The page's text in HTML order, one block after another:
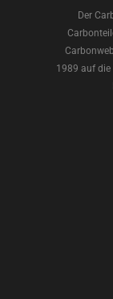
Der
1989 auf